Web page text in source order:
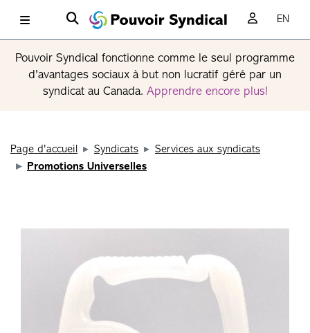
EN
Pouvoir Syndical fonctionne comme le seul programme
d'avantages sociaux à but non lucratif géré par un
syndicat au Canada. Apprendre encore plus!
Page d'accueil Syndicats
Services aux syndicats
Promotions Universelles